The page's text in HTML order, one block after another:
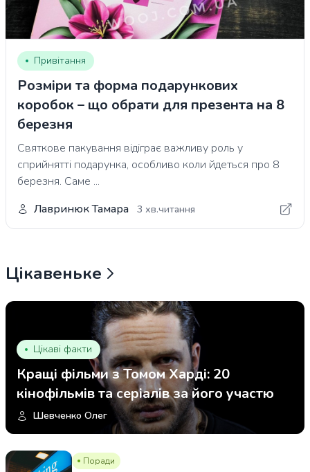
Привітання
Розміри та форма подарункових
коробок – що обрати для презента на 8
березня
Святкове пакування відіграє важливу роль у
сприйнятті подарунка, особливо коли йдеться про 8
березня. Саме ...
Лавринюк Тамара
3 хв.читання
Цікавеньке
Цікаві факти
Кращі фільми з Томом Харді: 20
кінофільмів та серіалів за його участю
Шевченко Олег
Поради